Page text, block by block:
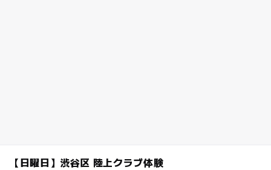
【日曜日】渋谷区 陸上クラブ体験